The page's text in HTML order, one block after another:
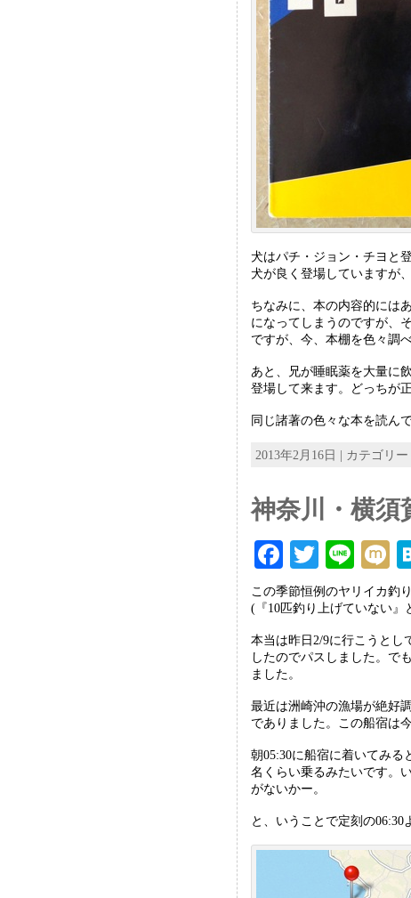
犬はパチ・ジョン・チヨと
犬が良く登場していますが
ちなみに、本の内容的には
になってしまうのですが、
ですが、今、本棚を色々調
あと、兄が睡眠薬を大量に
登場して来ます。どっちが
同じ諸著の色々な本を読ん
2013年2月16日 | カテゴリ
神奈川・横須
F
ac
eb
oo
k
T
wi
tt
er
Li
ne ix
i
この季節恒例のヤリイカ釣
(『10匹釣り上げていない』
本当は昨日2/9に行こうとし
したのでパスしました。で
ました。
最近は洲崎沖の漁場が絶好
でありました。この船宿は
朝05:30に船宿に着いてみる
名くらい乗るみたいです。
がないかー。
と、いうことで定刻の